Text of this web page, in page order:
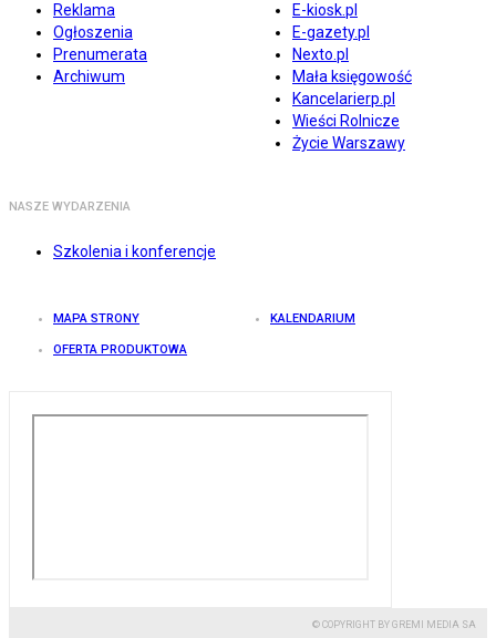
Reklama
Ogłoszenia
Prenumerata
Archiwum
E-kiosk.pl
E-gazety.pl
Nexto.pl
Mała księgowość
Kancelarierp.pl
Wieści Rolnicze
Życie Warszawy
NASZE WYDARZENIA
Szkolenia i konferencje
MAPA STRONY KALENDARIUM
OFERTA PRODUKTOWA
© COPYRIGHT BY GREMI MEDIA SA